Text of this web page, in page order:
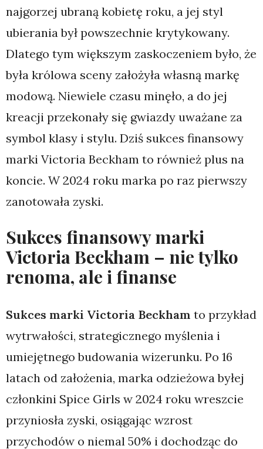
najgorzej ubraną kobietę roku, a jej styl
ubierania był powszechnie krytykowany.
Dlatego tym większym zaskoczeniem było, że
była królowa sceny założyła własną markę
modową. Niewiele czasu minęło, a do jej
kreacji przekonały się gwiazdy uważane za
symbol klasy i stylu. Dziś sukces finansowy
marki Victoria Beckham to również plus na
koncie. W 2024 roku marka po raz pierwszy
zanotowała zyski.
Sukces finansowy marki
Victoria Beckham – nie tylko
renoma, ale i finanse
Sukces marki Victoria Beckham to przykład
wytrwałości, strategicznego myślenia i
umiejętnego budowania wizerunku. Po 16
latach od założenia, marka odzieżowa byłej
członkini Spice Girls w 2024 roku wreszcie
przyniosła zyski, osiągając wzrost
przychodów o niemal 50% i dochodząc do